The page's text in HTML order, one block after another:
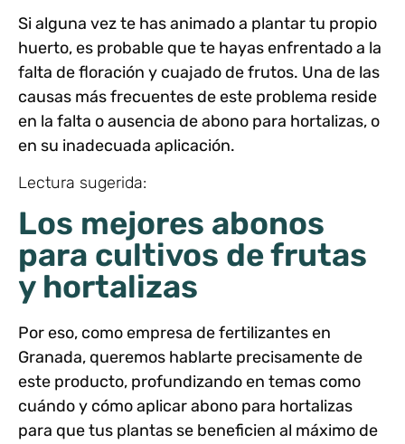
Si alguna vez te has animado a plantar tu propio
huerto, es probable que te hayas enfrentado a la
falta de floración y cuajadode frutos. Una de las
causas más frecuentes de este problema reside
en la falta o ausencia deabono para hortalizas, o
en su inadecuada aplicación.
Lectura sugerida:
Los mejores abonos
para cultivos de frutas
y hortalizas
Por eso, comoempresa de fertilizantes en
Granada, queremos hablarte precisamente de
este producto, profundizando en temas como
cuándo y cómo aplicar abono para hortalizas
para que tus plantas se beneficien al máximo de